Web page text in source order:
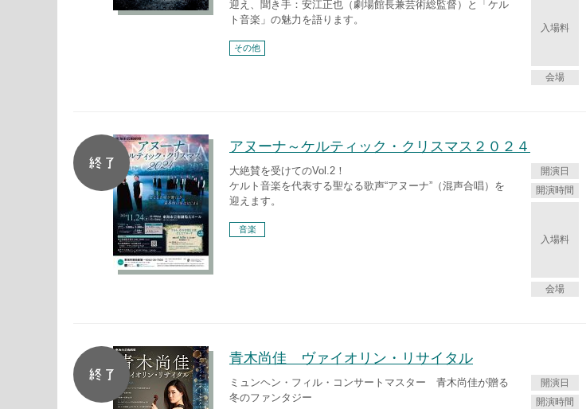
迎え、聞き手：安江正也（劇場館長兼芸術総監督）と「ケル
ト音楽」の魅力を語ります。
その他
入場料
会場
アヌーナ～ケルティック・クリスマス２０２４
大絶賛を受けてのVol.2！
ケルト音楽を代表する聖なる歌声“アヌーナ”（混声合唱）を
迎えます。
音楽
開演日
開演時間
入場料
会場
青木尚佳 ヴァイオリン・リサイタル
ミュンヘン・フィル・コンサートマスター 青木尚佳が贈る
冬のファンタジー
開演日
開演時間